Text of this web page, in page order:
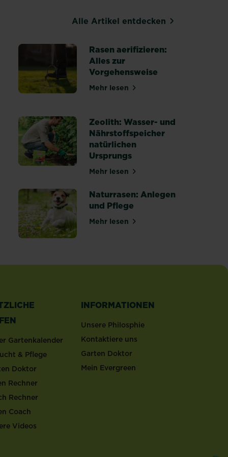
Alle Artikel entdecken
erkennen, behandeln und vorbeugen
Rasen aerifizieren:
Alles zur
Vorgehensweise
Mehr lesenüber Rasen aerifizieren: Alles
gesunden Rasen
Zeolith: Wasser- und
Nährstoffspeicher
natürlichen
Ursprungs
Mehr lesenüber Zeolith: Wasser- und
winterfest machen: Tipps & Anleitung
Naturrasen: Anlegen
und Pflege
Mehr lesenüber Naturrasen: Anlegen und
Gartenkalender
& Pflege
Doktor
Rechner
Rechner
Coach
Videos
INFORMATIONEN
Unsere Philosphie
Kontaktiere uns
Garten Doktor
Mein Evergreen